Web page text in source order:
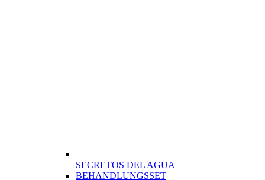
SECRETOS DEL AGUA
BEHANDLUNGSSET